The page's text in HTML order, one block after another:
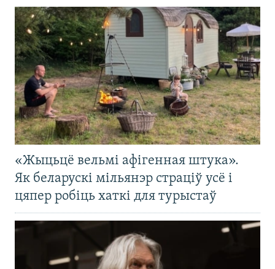
«Жыцьцё вельмі афігенная штука».
Як беларускі мільянэр страціў усё і
цяпер робіць хаткі для турыстаў